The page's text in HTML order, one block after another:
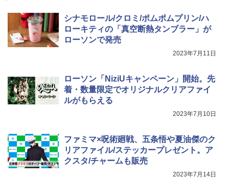
シナモロール/クロミ/ポムポムプリン/ハ
ローキティの「真空断熱タンブラー」が
ローソンで発売
2023年7月11日
ローソン「NiziUキャンペーン」開始。先
着・数量限定でオリジナルクリアファイ
ルがもらえる
2023年7月10日
ファミマ×呪術廻戦、五条悟や夏油傑のク
リアファイル/ステッカープレゼント。ア
クスタ/チャームも販売
2023年7月14日